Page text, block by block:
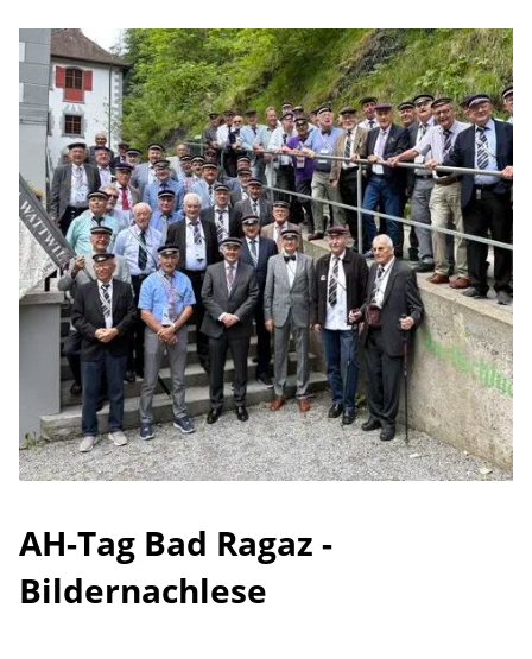
AH-Tag Bad Ragaz -
Bildernachlese